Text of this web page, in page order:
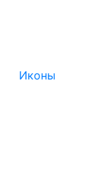
Иконы